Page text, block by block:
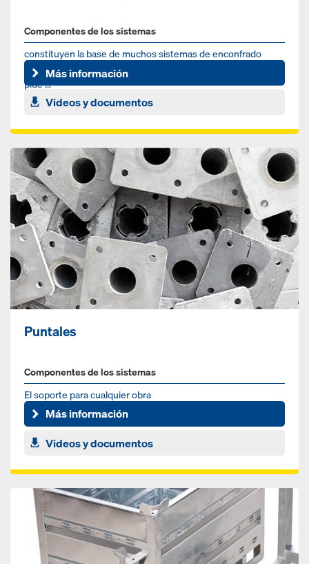
Componentes de los sistemas
constituyen la base de muchos sistemas de enconfrado
Doka y se pueden utilizar de forma universal. Ahorra tiempo y
pide ...
Más información
Videos y documentos
Puntales
Componentes de los sistemas
El soporte para cualquier obra
Más información
Videos y documentos